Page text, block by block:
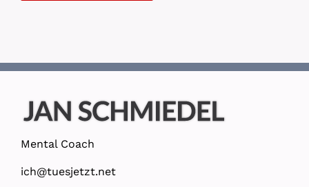
Mental Coach
ich@tuesjetzt.net